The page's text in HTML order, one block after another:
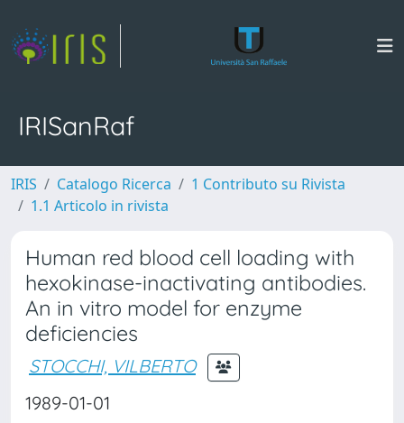
IRISanRaf
IRIS Catalogo Ricerca
1 Contributo su Rivista
1.1 Articolo in rivista
Human red blood cell loading with
hexokinase-inactivating antibodies.
An in vitro model for enzyme
deficiencies
STOCCHI, VILBERTO
1989-01-01